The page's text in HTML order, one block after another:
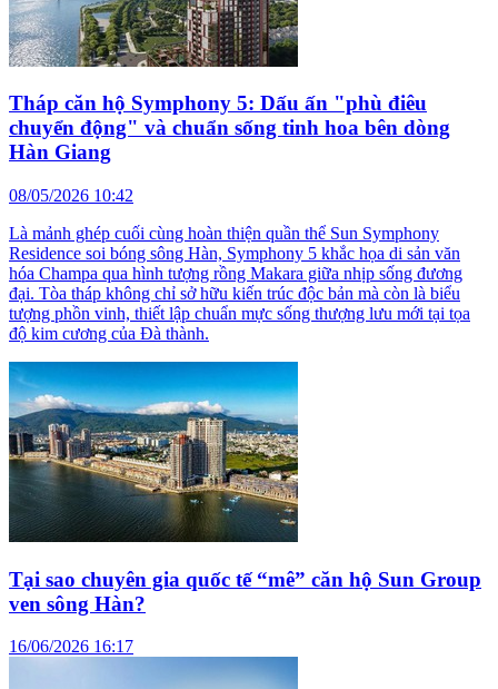
Tháp căn hộ Symphony 5: Dấu ấn "phù điêu
chuyển động" và chuẩn sống tinh hoa bên dòng
Hàn Giang
08/05/2026 10:42
Là mảnh ghép cuối cùng hoàn thiện quần thể Sun Symphony
Residence soi bóng sông Hàn, Symphony 5 khắc họa di sản văn
hóa Champa qua hình tượng rồng Makara giữa nhịp sống đương
đại. Tòa tháp không chỉ sở hữu kiến trúc độc bản mà còn là biểu
tượng phồn vinh, thiết lập chuẩn mực sống thượng lưu mới tại tọa
độ kim cương của Đà thành.
Tại sao chuyên gia quốc tế “mê” căn hộ Sun Group
ven sông Hàn?
16/06/2026 16:17